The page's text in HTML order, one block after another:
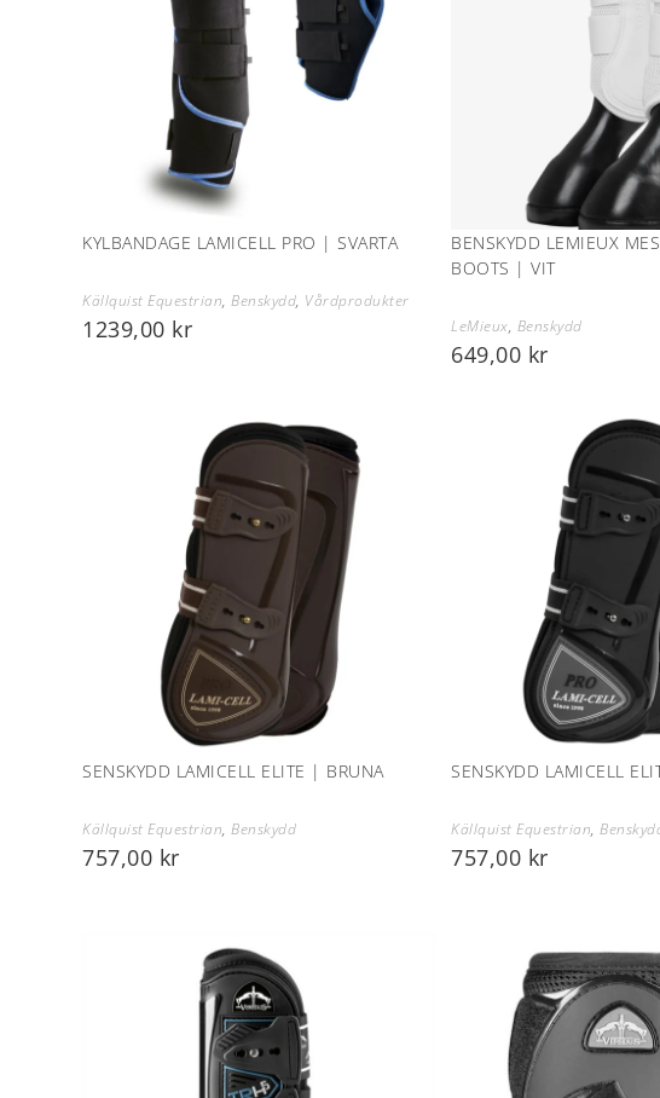
KYLBANDAGE LAMICELL PRO | SVARTA
Källquist Equestrian,Benskydd, Vårdprodukter
1239,00 kr
BENSKYDD LEMIEUX
BOOTS | VIT
LeMieux, Benskydd
649,00 kr
SENSKYDD LAMICELL ELITE | BRUNA
Källquist Equestrian,Benskydd
757,00 kr
SENSKYDD LAMICELL
Källquist Equestrian,
757,00 kr